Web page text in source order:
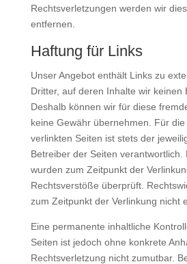
Rechtsverletzungen werden wir
entfernen.
Haftung für Links
Unser Angebot enthält Links zu
Dritter, auf deren Inhalte wir keinen
Deshalb können wir für diese
keine Gewähr übernehmen. Für
verlinkten Seiten ist stets der
Betreiber der Seiten verantwortlich.
wurden zum Zeitpunkt der
Rechtsverstöße überprüft.
zum Zeitpunkt der Verlinkung nicht
Eine permanente inhaltliche
Seiten ist jedoch ohne konkrete
Rechtsverletzung nicht zumutbar.